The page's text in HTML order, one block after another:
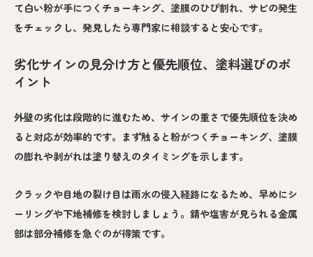
て白い粉が手につくチョーキング、塗膜のひび割れ、サビの発生
をチェックし、発見したら専門家に相談すると安心です。
劣化サインの見分け方と優先順位、塗料選びのポ
イント
外壁の劣化は段階的に進むため、サインの重さで優先順位を決め
ると対応が効率的です。まず触ると粉がつくチョーキング、塗膜
の膨れや剥がれは塗り替えのタイミングを示します。
クラックや目地の裂け目は雨水の侵入経路になるため、早めにシ
ーリングや下地補修を検討しましょう。錆や塩害が見られる金属
部は部分補修を急ぐのが得策です。